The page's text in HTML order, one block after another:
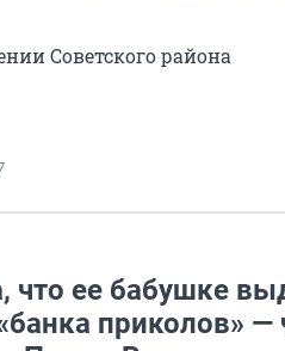
Советского района
что ее бабушке
приколов» —